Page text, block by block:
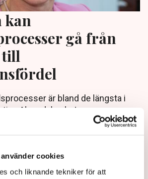
cookies
och liknande tekniker för att
kan
gå från
till
är bland de längsta i
Alvendal och Jonas
industrisamordnare på
på Di Debatt.